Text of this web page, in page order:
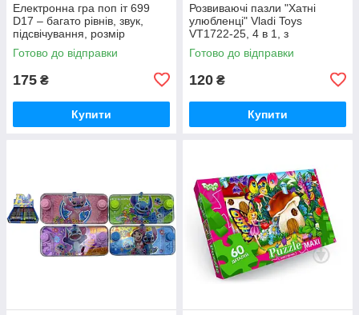
Електронна гра поп іт 699
D17 – багато рівнів, звук,
підсвічування, розмір
12.5х5.6х14 см (у коробці,
мікс)
Готово до відправки
175 ₴
Купити
Розвиваючі пазли "Хатні
улюбленці" Vladi Toys
VT1722-25, 4 в 1, з
картонними фігурками,
українською, у пакеті
Готово до відправки
120 ₴
Купити